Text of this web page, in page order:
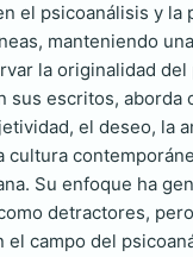
el psicoanálisis y la
manteniendo
la originalidad del
sus escritos, aborda
el deseo, la
cultura
Su enfoque ha
detractores,
el campo del